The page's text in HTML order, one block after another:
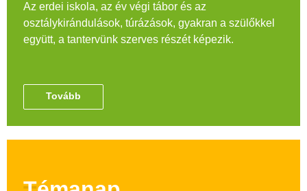
Az erdei iskola, az év végi tábor és az
osztálykirándulások, túrázások, gyakran a szülőkkel
együtt, a tantervünk szerves részét képezik.
Tovább